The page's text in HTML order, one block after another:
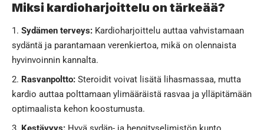
Miksi kardioharjoittelu on tärkeää?
Sydämen terveys: Kardioharjoittelu auttaa vahvistamaan
sydäntä ja parantamaan verenkiertoa, mikä on olennaista
hyvinvoinnin kannalta.
Rasvanpoltto: Steroidit voivat lisätä lihasmassaa, mutta
kardio auttaa polttamaan ylimääräistä rasvaa ja ylläpitämään
optimaalista kehon koostumusta.